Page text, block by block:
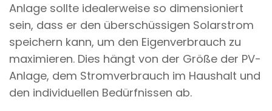
Anlage sollte idealerweise so dimensioniert
sein, dass er den überschüssigen Solarstrom
speichern kann, um den Eigenverbrauch zu
maximieren. Dies hängt von der Größe der PV-
Anlage, dem Stromverbrauch im Haushalt und
den individuellen Bedürfnissen ab.